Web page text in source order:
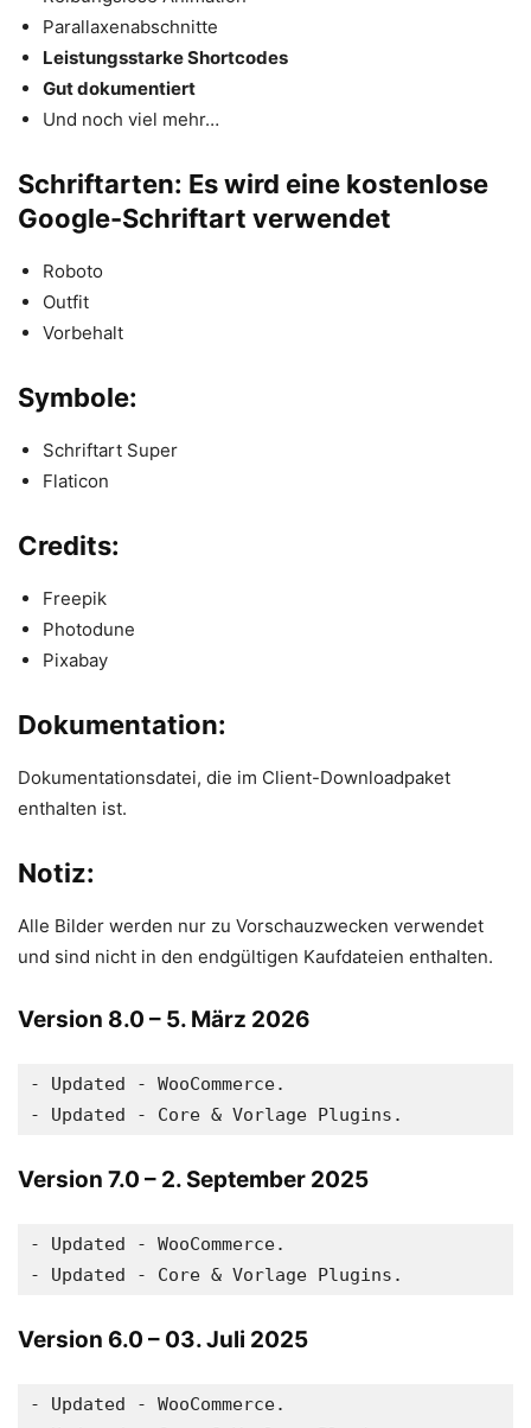
Parallaxenabschnitte
Leistungsstarke Shortcodes
Gut dokumentiert
Und noch viel mehr…
Schriftarten: Es wird eine kostenlose
Google-Schriftart verwendet
Roboto
Outfit
Vorbehalt
Symbole:
Schriftart Super
Flaticon
Credits:
Freepik
Photodune
Pixabay
Dokumentation:
Dokumentationsdatei, die im Client-Downloadpaket
enthalten ist.
Notiz:
Alle Bilder werden nur zu Vorschauzwecken verwendet
und sind nicht in den endgültigen Kaufdateien enthalten.
Version 8.0 – 5. März 2026
- Updated - WooCommerce.
Version 7.0 – 2. September 2025
- Updated - WooCommerce.
Version 6.0 – 03. Juli 2025
- Updated - WooCommerce.